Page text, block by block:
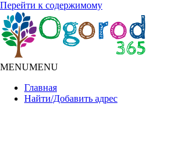
Перейти к содержимому
MENUMENU
Главная
Найти/Добавить адрес